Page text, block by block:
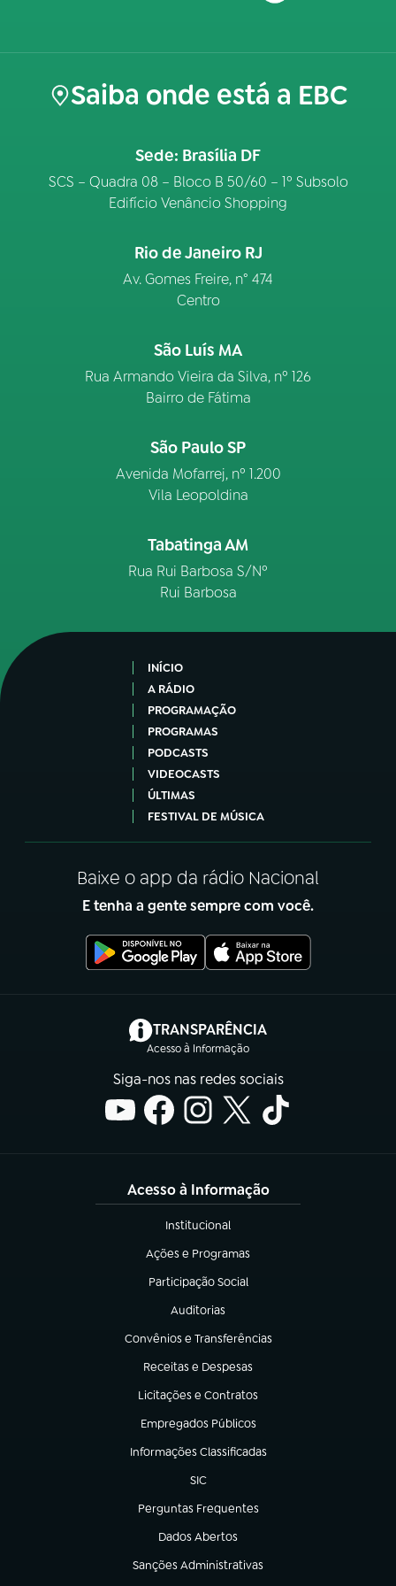
Saiba onde está a EBC
Sede: Brasília DF
SCS – Quadra 08 – Bloco B 50/60 – 1º Subsolo
Edifício Venâncio Shopping
Rio de Janeiro RJ
Av. Gomes Freire, n° 474
Centro
São Luís MA
Rua Armando Vieira da Silva, nº 126
Bairro de Fátima
São Paulo SP
Avenida Mofarrej, nº 1.200
Vila Leopoldina
Tabatinga AM
Rua Rui Barbosa S/Nº
Rui Barbosa
INÍCIO
A RÁDIO
PROGRAMAÇÃO
PROGRAMAS
PODCASTS
VIDEOCASTS
ÚLTIMAS
FESTIVAL DE MÚSICA
Baixe o app da rádio Nacional
E tenha a gente sempre com você.
TRANSPARÊNCIA
Acesso à Informação
(abre em nova aba)
Siga-nos nas redes sociais
Acesso à Informação
Institucional
(abre em nova aba)
Ações e Programas
(abre em nova aba)
Participação Social
(abre em nova aba)
Auditorias
(abre em nova aba)
Convênios e Transferências
(abre em nova aba)
Receitas e Despesas
(abre em nova aba)
Licitações e Contratos
(abre em nova aba)
Empregados Públicos
(abre em nova aba)
Informações Classificadas
(abre em nova aba)
SIC
(abre em nova aba)
Perguntas Frequentes
(abre em nova aba)
Dados Abertos
(abre em nova aba)
Sanções Administrativas
(abre em nova aba)